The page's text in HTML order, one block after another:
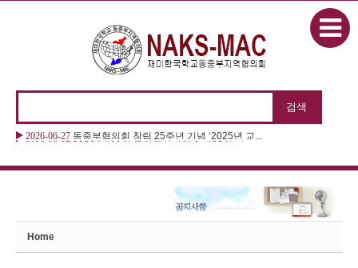
2026-06-27 2026 “제11회 동화구연대회 & 제22회 나...
Home
Sketchbook5, 스케치북5
Sketchbook5, 스케치북5